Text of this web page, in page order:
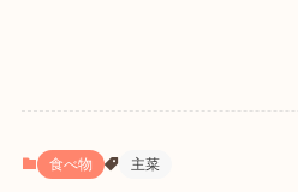
食べ物 主菜